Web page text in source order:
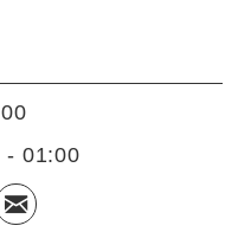
- 01:00